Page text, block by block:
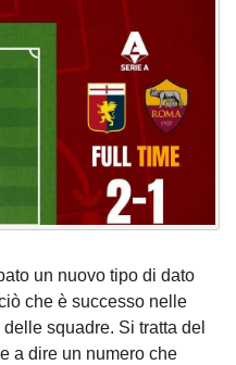
un nuovo tipo di dato
che è successo nelle
squadre. Si tratta del
a dire un numero che